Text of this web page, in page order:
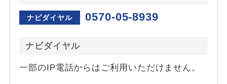
ナビダイヤル 0570-05-8939
ナビダイヤル
一部のIP電話からはご利用いただけません。